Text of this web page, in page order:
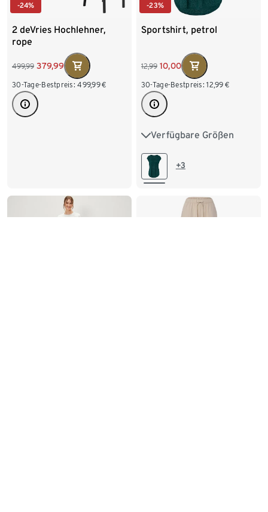
-24%
2 deVries Hochlehner,
rope
499,99 379,99
30-Tage-Bestpreis: 499,99€
-23%
Sportshirt, petrol
12,99 10,00
30-Tage-Bestpreis: 12,99 €
Verfügbare Größen
XS 32/34 S 36/38
M 40/42
XXL 52/54
+3